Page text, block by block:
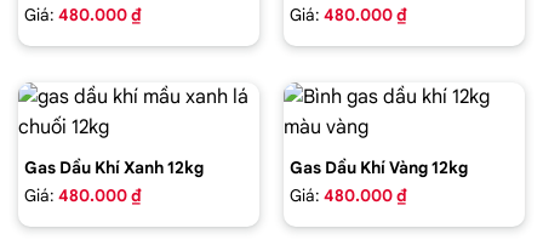
Giá: 480.000 ₫
Giá: 480.000 ₫
Gas Dầu Khí Xanh 12kg
Giá: 480.000 ₫
Gas Dầu Khí Vàng 12kg
Giá: 480.000 ₫